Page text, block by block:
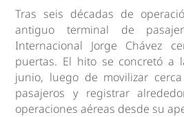
Tras seis décadas de
antiguo terminal de
Internacional Jorge Chávez
puertas. El hito se concretó a
junio, luego de movilizar
pasajeros y registrar
operaciones aéreas desde su